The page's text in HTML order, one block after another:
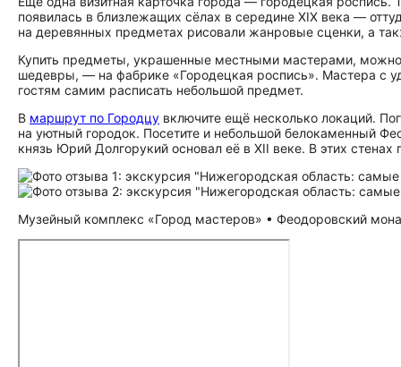
появилась в близлежащих сёлах в середине XIX века —
на деревянных предметах рисовали жанровые сценки, а
Купить предметы, украшенные местными мастерами,
шедевры, — на фабрике «Городецкая роспись». Мастера с
гостям самим расписать небольшой предмет.
В маршрут по Городцу включите ещё несколько локаций.
на уютный городок. Посетите и небольшой белокаменный
князь Юрий Долгорукий основал её в XII веке. В этих
Музейный комплекс «Город мастеров» • Феодоровский